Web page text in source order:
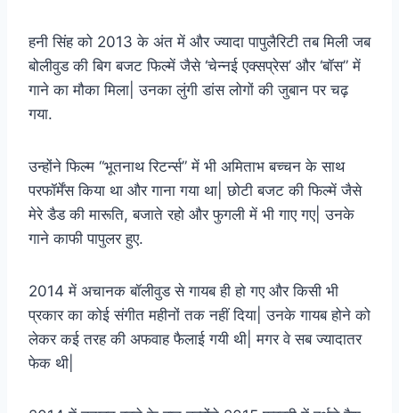
हनी सिंह को 2013 के अंत में और ज्यादा पापुलैरिटी तब मिली जब
बोलीवुड की बिग बजट फिल्में जैसे ‘चेन्नई एक्सप्रेस’ और ‘बॉस” में
गाने का मौका मिला| उनका लुंगी डांस लोगों की जुबान पर चढ़
गया.
उन्होंने फिल्म “भूतनाथ रिटर्न्स” में भी अमिताभ बच्चन के साथ
परफॉर्मेंस किया था और गाना गया था| छोटी बजट की फिल्में जैसे
मेरे डैड की मारूति, बजाते रहो और फुगली में भी गाए गए| उनके
गाने काफी पापुलर हुए.
2014 में अचानक बॉलीवुड से गायब ही हो गए और किसी भी
प्रकार का कोई संगीत महीनों तक नहीं दिया| उनके गायब होने को
लेकर कई तरह की अफवाह फैलाई गयी थी| मगर वे सब ज्यादातर
फेक थी|